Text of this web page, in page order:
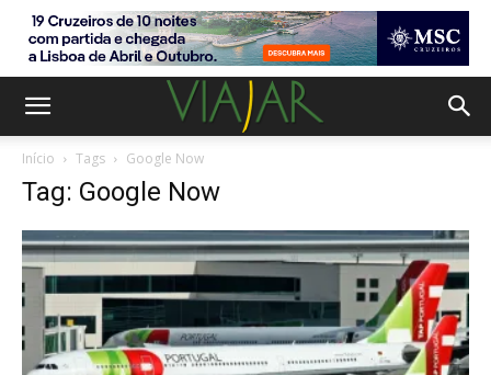
Início Tags Google Now
Tag: Google Now